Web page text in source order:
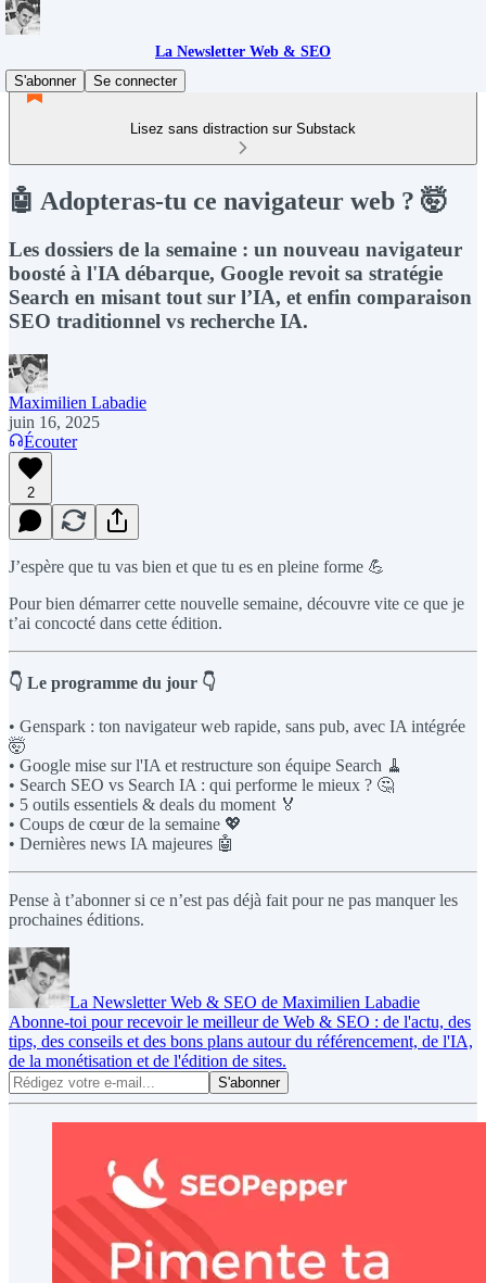
La Newsletter Web & SEO
S'abonner
Se connecter
Lisez sans distraction sur Substack
🤖 Adopteras-tu ce navigateur web ? 🤯
Les dossiers de la semaine : un nouveau navigateur
boosté à l'IA débarque, Google revoit sa stratégie
Search en misant tout sur l’IA, et enfin comparaison
SEO traditionnel vs recherche IA.
Maximilien Labadie
juin 16, 2025
Écouter
2
J’espère que tu vas bien et que tu es en pleine forme 💪
Pour bien démarrer cette nouvelle semaine, découvre vite ce que je
t’ai concocté dans cette édition.
👇 Le programme du jour 👇
• Genspark : ton navigateur web rapide, sans pub, avec IA intégrée
🤯
• Google mise sur l'IA et restructure son équipe Search 🧹
• Search SEO vs Search IA : qui performe le mieux ? 🤔
• 5 outils essentiels & deals du moment 🏅
• Coups de cœur de la semaine 💖
• Dernières news IA majeures 🤖
Pense à t’abonner si ce n’est pas déjà fait pour ne pas manquer les
prochaines éditions.
La Newsletter Web & SEO de Maximilien Labadie
Abonne-toi pour recevoir le meilleur de Web & SEO : de l'actu, des
tips, des conseils et des bons plans autour du référencement, de l'IA,
de la monétisation et de l'édition de sites.